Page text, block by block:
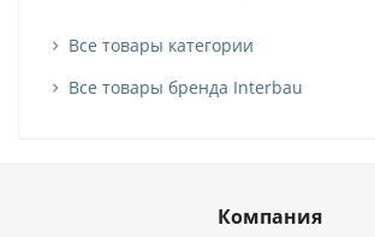
Все товары категории
Все товары бренда Interbau
Компания